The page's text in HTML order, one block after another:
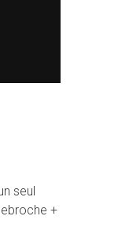
seul
+